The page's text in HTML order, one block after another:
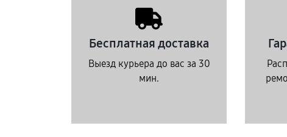
Бесплатная доставка
Выезд курьера до вас за 30
мин.